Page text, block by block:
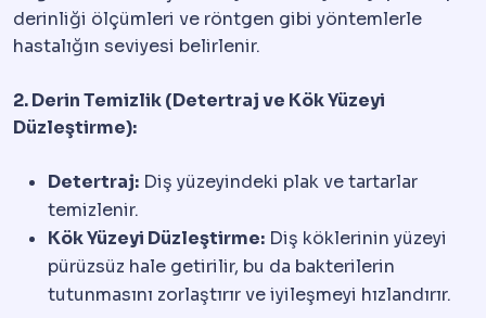
derinliği ölçümleri ve röntgen gibi yöntemlerle
hastalığın seviyesi belirlenir.
2. Derin Temizlik (Detertraj ve Kök Yüzeyi
Düzleştirme):
Detertraj: Diş yüzeyindeki plak ve tartarlar
temizlenir.
Kök Yüzeyi Düzleştirme: Diş köklerinin yüzeyi
pürüzsüz hale getirilir, bu da bakterilerin
tutunmasını zorlaştırır ve iyileşmeyi hızlandırır.